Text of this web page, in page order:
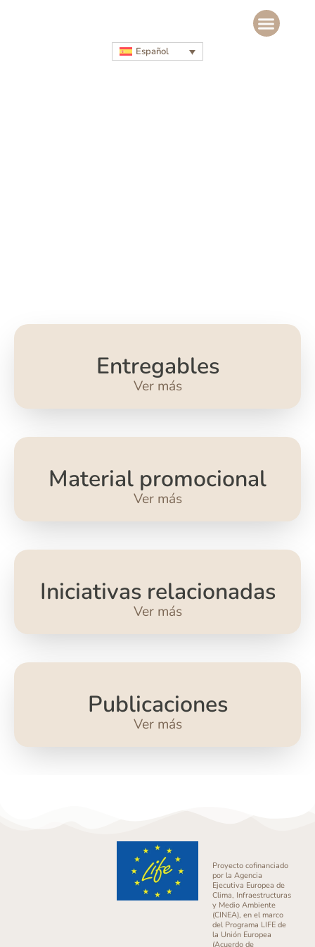
Español
Entregables
Ver más
Material promocional
Ver más
Iniciativas relacionadas
Ver más
Publicaciones
Ver más
Proyecto cofinanciado
por la Agencia
Ejecutiva Europea de
Clima, Infraestructuras
y Medio Ambiente
(CINEA), en el marco
del Programa LIFE de
la Unión Europea
(Acuerdo de